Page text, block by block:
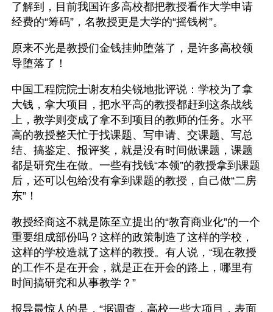
了解到，目前我国许多高校都把教授看作大学申请
经费的“筹码”，名教授更是大学的“摇钱树”。
原来不光是教授们金钱挂帅堕落了，是许多高校领
导堕落了！
中国工程院院士谢友柏尖锐地批评说：学校为了拿
大钱，拿大项目，把水平高的教授都赶到这条战线
上，教学则变成了拿不到项目的教师的任务。水平
高的教授整天忙于找课题、写申请、交课题、写总
结、搞鉴定、报评奖，就是没有时间做课题，课题
都是研究生在做。一些有找钱“本领”的教授拿到课题
后，还可以包给没有拿到课题的教授，自己做“二房
东”！
教授经商这不就是陈至立提出的“教育商业化”的一个
重要组成部份吗？这样的政策制造了这样的学校，
这样的学校造就了这样的教授。有人说，“现在教授
的工作不是在开会，就是正在开会的路上，哪里有
时间搞研究和从事教学？”
报导最惊人的是，“据调查，高校一些大项目，表面